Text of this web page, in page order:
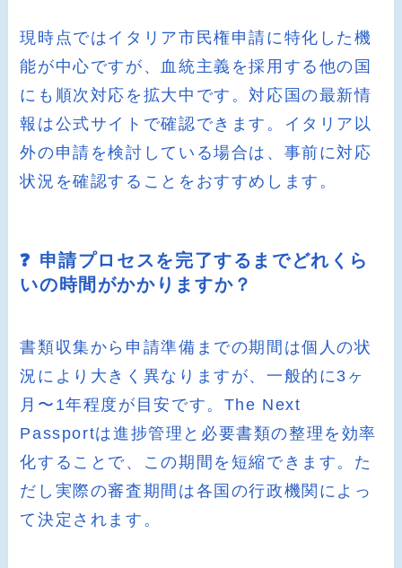
現時点ではイタリア市民権申請に特化した機
能が中心ですが、血統主義を採用する他の国
にも順次対応を拡大中です。対応国の最新情
報は公式サイトで確認できます。イタリア以
外の申請を検討している場合は、事前に対応
状況を確認することをおすすめします。
❓ 申請プロセスを完了するまでどれくら
いの時間がかかりますか？
書類収集から申請準備までの期間は個人の状
況により大きく異なりますが、一般的に3ヶ
月〜1年程度が目安です。The Next
Passportは進捗管理と必要書類の整理を効率
化することで、この期間を短縮できます。た
だし実際の審査期間は各国の行政機関によっ
て決定されます。